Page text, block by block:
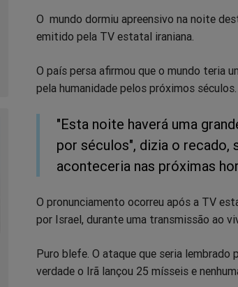
no
no
no
no
no
O mundo dormiu apreensivo na noite
emitido pela TV estatal iraniana.
O país persa afirmou que o mundo teria
pela humanidade pelos próximos séculos.
"Esta noite haverá uma
por séculos", dizia o recado,
aconteceria nas próximas
O pronunciamento ocorreu após a TV
por Israel, durante uma transmissão ao
Puro blefe. O ataque que seria lembrado
verdade o Irã lançou 25 mísseis e